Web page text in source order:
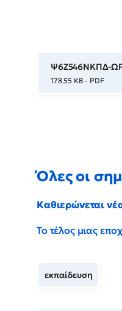
Ψ6Ζ546ΝΚΠΔ-
178.55 KB - PDF
Όλες οι
Καθιερώνεται
Το τέλος μιας
εκπαίδευση